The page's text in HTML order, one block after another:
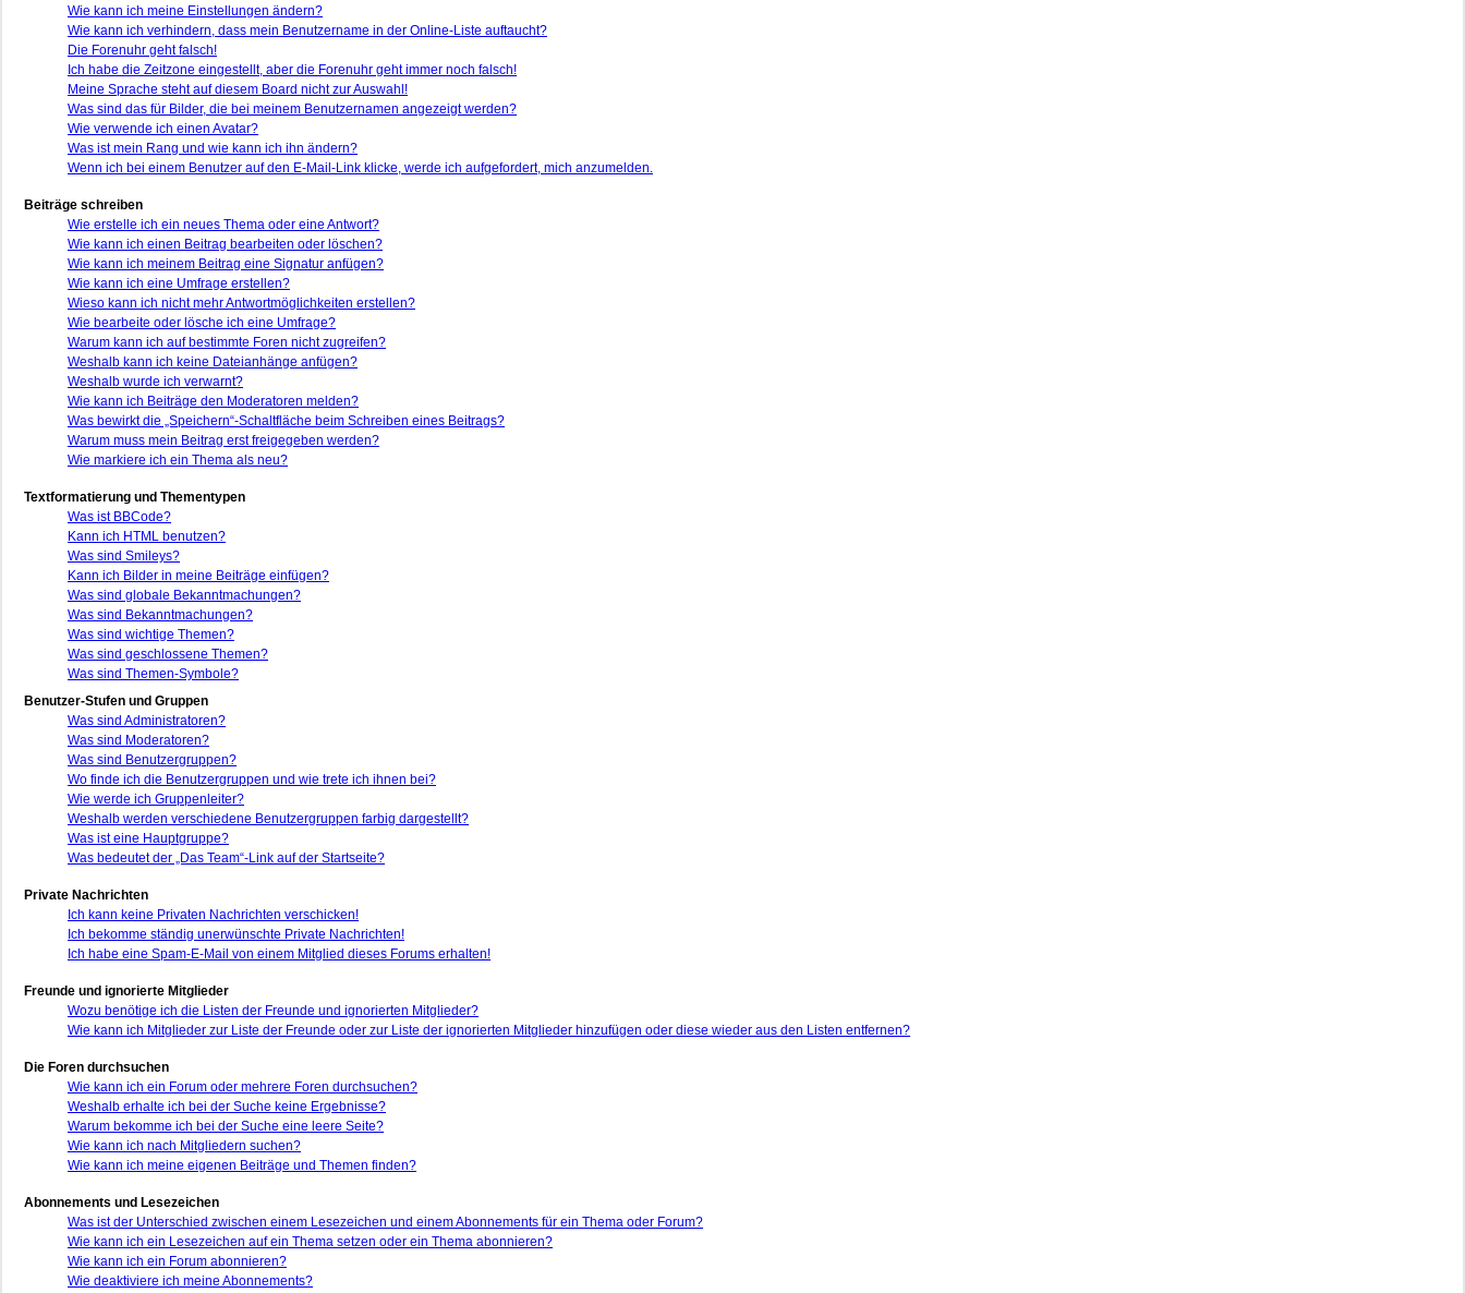
Wie kann ich meine Einstellungen ändern?
Wie kann ich verhindern, dass mein Benutzername in der Online-Liste auftaucht?
Die Forenuhr geht falsch!
Ich habe die Zeitzone eingestellt, aber die Forenuhr geht immer noch falsch!
Meine Sprache steht auf diesem Board nicht zur Auswahl!
Was sind das für Bilder, die bei meinem Benutzernamen angezeigt werden?
Wie verwende ich einen Avatar?
Was ist mein Rang und wie kann ich ihn ändern?
Wenn ich bei einem Benutzer auf den E-Mail-Link klicke, werde ich aufgefordert, mich anzumelden.
Beiträge schreiben
Wie erstelle ich ein neues Thema oder eine Antwort?
Wie kann ich einen Beitrag bearbeiten oder löschen?
Wie kann ich meinem Beitrag eine Signatur anfügen?
Wie kann ich eine Umfrage erstellen?
Wieso kann ich nicht mehr Antwortmöglichkeiten erstellen?
Wie bearbeite oder lösche ich eine Umfrage?
Warum kann ich auf bestimmte Foren nicht zugreifen?
Weshalb kann ich keine Dateianhänge anfügen?
Weshalb wurde ich verwarnt?
Wie kann ich Beiträge den Moderatoren melden?
Was bewirkt die „Speichern“-Schaltfläche beim Schreiben eines Beitrags?
Warum muss mein Beitrag erst freigegeben werden?
Wie markiere ich ein Thema als neu?
Textformatierung und Thementypen
Was ist BBCode?
Kann ich HTML benutzen?
Was sind Smileys?
Kann ich Bilder in meine Beiträge einfügen?
Was sind globale Bekanntmachungen?
Was sind Bekanntmachungen?
Was sind wichtige Themen?
Was sind geschlossene Themen?
Was sind Themen-Symbole?
Benutzer-Stufen und Gruppen
Was sind Administratoren?
Was sind Moderatoren?
Was sind Benutzergruppen?
Wo finde ich die Benutzergruppen und wie trete ich ihnen bei?
Wie werde ich Gruppenleiter?
Weshalb werden verschiedene Benutzergruppen farbig dargestellt?
Was ist eine Hauptgruppe?
Was bedeutet der „Das Team“-Link auf der Startseite?
Private Nachrichten
Ich kann keine Privaten Nachrichten verschicken!
Ich bekomme ständig unerwünschte Private Nachrichten!
Ich habe eine Spam-E-Mail von einem Mitglied dieses Forums erhalten!
Freunde und ignorierte Mitglieder
Wozu benötige ich die Listen der Freunde und ignorierten Mitglieder?
Wie kann ich Mitglieder zur Liste der Freunde oder zur Liste der ignorierten Mitglieder hinzufügen oder diese wieder aus den Listen entfernen?
Die Foren durchsuchen
Wie kann ich ein Forum oder mehrere Foren durchsuchen?
Weshalb erhalte ich bei der Suche keine Ergebnisse?
Warum bekomme ich bei der Suche eine leere Seite?
Wie kann ich nach Mitgliedern suchen?
Wie kann ich meine eigenen Beiträge und Themen finden?
Abonnements und Lesezeichen
Was ist der Unterschied zwischen einem Lesezeichen und einem Abonnements für ein Thema oder Forum?
Wie kann ich ein Lesezeichen auf ein Thema setzen oder ein Thema abonnieren?
Wie kann ich ein Forum abonnieren?
Wie deaktiviere ich meine Abonnements?